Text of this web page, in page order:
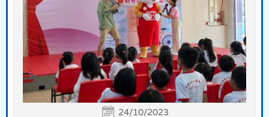
24/10/2023